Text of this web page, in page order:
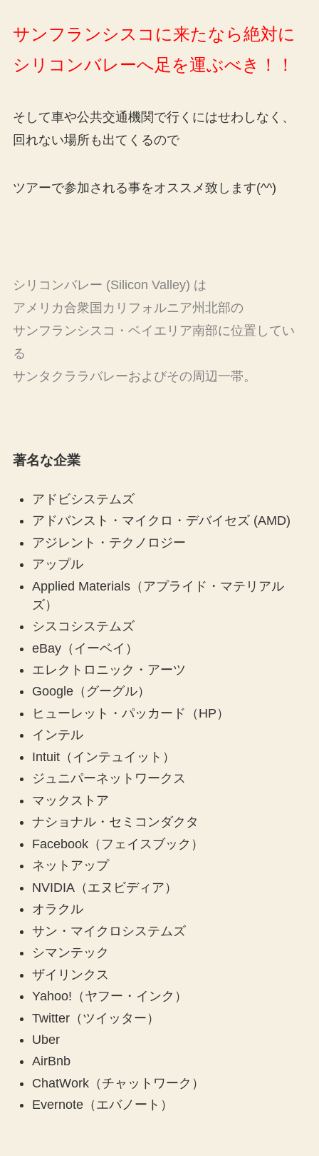
サンフランシスコに来たなら絶対に
シリコンバレーへ足を運ぶべき！！
そして車や公共交通機関で行くにはせわしなく、
回れない場所も出てくるので
ツアーで参加される事をオススメ致します(^^)
シリコンバレー (Silicon Valley) は
アメリカ合衆国カリフォルニア州北部の
サンフランシスコ・ベイエリア南部に位置してい
る
サンタクララバレーおよびその周辺一帯。
著名な企業
アドビシステムズ
アドバンスト・マイクロ・デバイセズ (AMD)
アジレント・テクノロジー
アップル
Applied Materials（アプライド・マテリアル
ズ）
シスコシステムズ
eBay（イーベイ）
エレクトロニック・アーツ
Google（グーグル）
ヒューレット・パッカード（HP）
インテル
Intuit（インテュイット）
ジュニパーネットワークス
マックストア
ナショナル・セミコンダクタ
Facebook（フェイスブック）
ネットアップ
NVIDIA（エヌビディア）
オラクル
サン・マイクロシステムズ
シマンテック
ザイリンクス
Yahoo!（ヤフー・インク）
Twitter（ツイッター）
Uber
AirBnb
ChatWork（チャットワーク）
Evernote（エバノート）